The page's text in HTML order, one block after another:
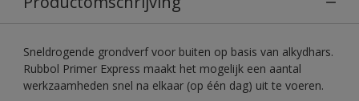
Sneldrogende grondverf voor buiten op basis van alkydhars.
Rubbol Primer Express maakt het mogelijk een aantal
werkzaamheden snel na elkaar (op één dag) uit te voeren.